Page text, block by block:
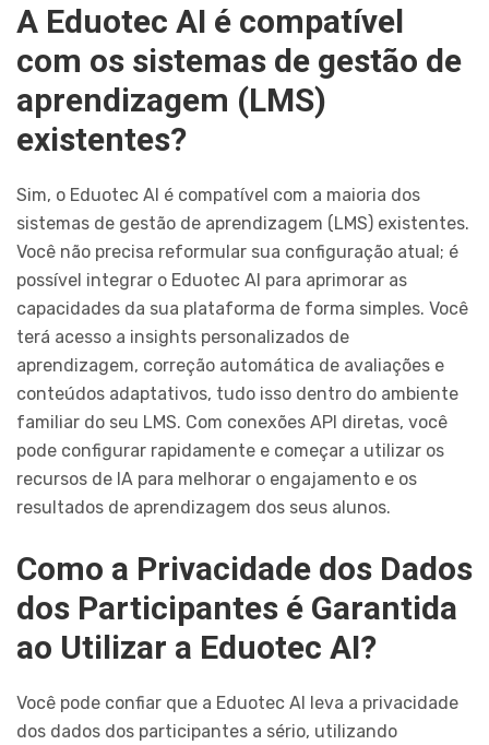
A Eduotec AI é compatível
com os sistemas de gestão de
aprendizagem (LMS)
existentes?
Sim, o Eduotec AI é compatível com a maioria dos
sistemas de gestão de aprendizagem (LMS) existentes.
Você não precisa reformular sua configuração atual; é
possível integrar o Eduotec AI para aprimorar as
capacidades da sua plataforma de forma simples. Você
terá acesso a insights personalizados de
aprendizagem, correção automática de avaliações e
conteúdos adaptativos, tudo isso dentro do ambiente
familiar do seu LMS. Com conexões API diretas, você
pode configurar rapidamente e começar a utilizar os
recursos de IA para melhorar o engajamento e os
resultados de aprendizagem dos seus alunos.
Como a Privacidade dos Dados
dos Participantes é Garantida
ao Utilizar a Eduotec AI?
Você pode confiar que a Eduotec AI leva a privacidade
dos dados dos participantes a sério, utilizando